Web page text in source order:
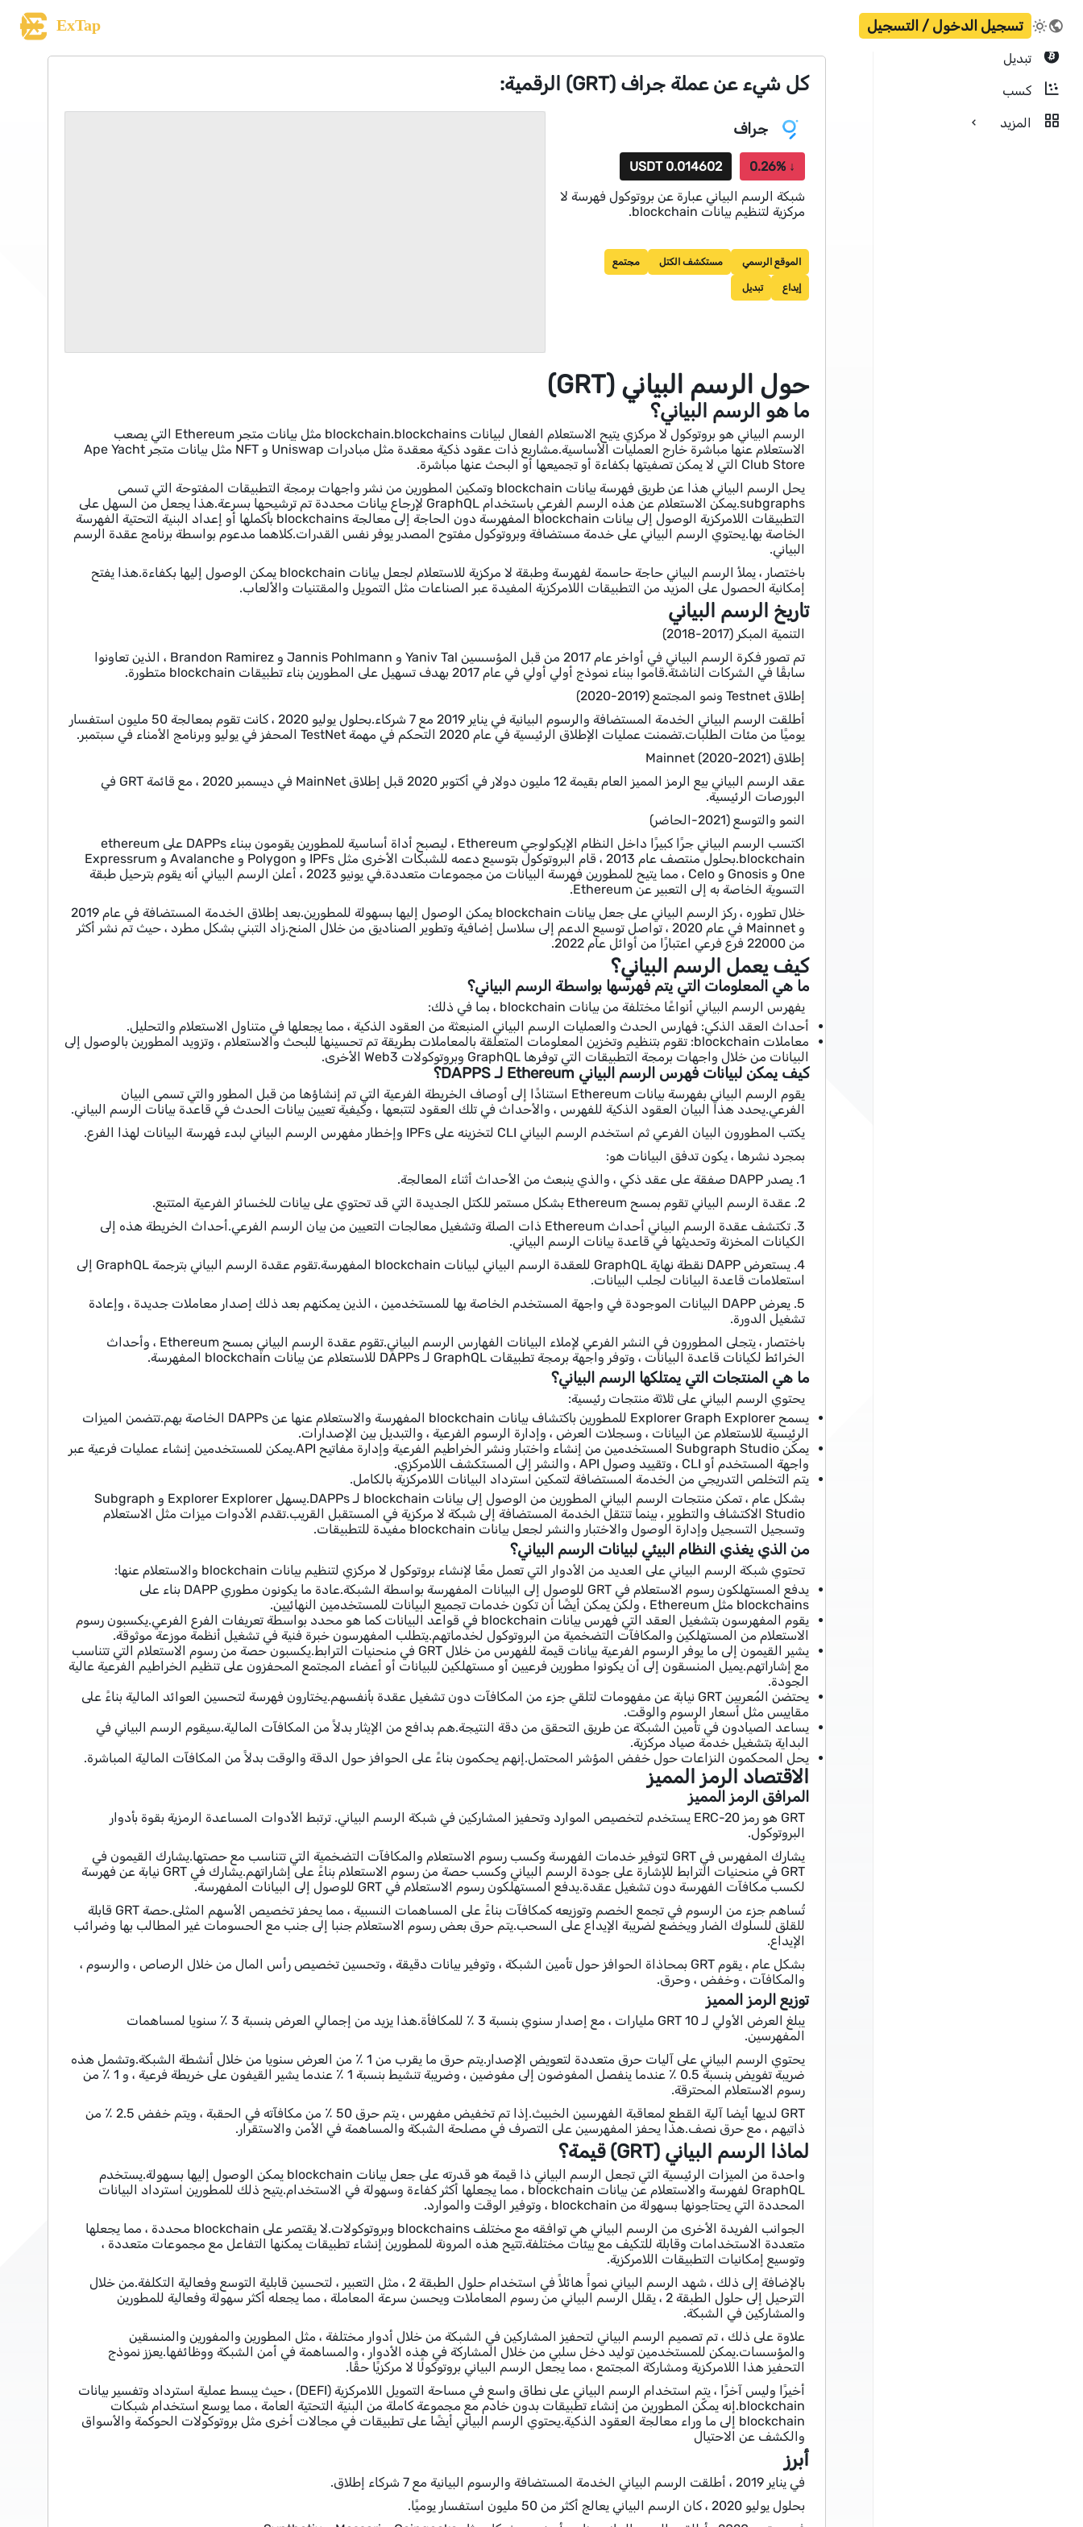
ExTap تسجيل الدخول / التسجيل
تبديل
كسب
المزيد
كل شيء عن عملة جراف (GRT) الرقمية:
جراف
↓
0.26%
0.014602 USDT
شبكة الرسم البياني عبارة عن بروتوكول فهرسة لا
مركزية لتنظيم بيانات blockchain.
الموقع الرسمي مستكشف الكتل مجتمع
إيداع تبديل
حول الرسم البياني (GRT)
ما هو الرسم البياني؟
الرسم البياني هو بروتوكول لا مركزي يتيح الاستعلام الفعال لبيانات blockchain.blockchains مثل بيانات متجر Ethereum التي يصعب
الاستعلام عنها مباشرة خارج العمليات الأساسية.مشاريع ذات عقود ذكية معقدة مثل مبادرات Uniswap و NFT مثل بيانات متجر Ape Yacht
Club Store التي لا يمكن تصفيتها بكفاءة أو تجميعها أو البحث عنها مباشرة.
يحل الرسم البياني هذا عن طريق فهرسة بيانات blockchain وتمكين المطورين من نشر واجهات برمجة التطبيقات المفتوحة التي تسمى
subgraphs.يمكن الاستعلام عن هذه الرسم الفرعي باستخدام GraphQL لإرجاع بيانات محددة تم ترشيحها بسرعة.هذا يجعل من السهل على
التطبيقات اللامركزية الوصول إلى بيانات blockchain المفهرسة دون الحاجة إلى معالجة blockchains بأكملها أو إعداد البنية التحتية الفهرسة
الخاصة بها.يحتوي الرسم البياني على خدمة مستضافة وبروتوكول مفتوح المصدر يوفر نفس القدرات.كلاهما مدعوم بواسطة برنامج عقدة الرسم
البياني.
باختصار ، يملأ الرسم البياني حاجة حاسمة لفهرسة وطبقة لا مركزية للاستعلام لجعل بيانات blockchain يمكن الوصول إليها بكفاءة.هذا يفتح
إمكانية الحصول على المزيد من التطبيقات اللامركزية المفيدة عبر الصناعات مثل التمويل والمقتنيات والألعاب.
تاريخ الرسم البياني
التنمية المبكر (2017-2018)
تم تصور فكرة الرسم البياني في أواخر عام 2017 من قبل المؤسسين Yaniv Tal و Jannis Pohlmann و Brandon Ramirez ، الذين تعاونوا
سابقًا في الشركات الناشئة.قاموا ببناء نموذج أولي أولي في عام 2017 بهدف تسهيل على المطورين بناء تطبيقات blockchain متطورة.
إطلاق Testnet ونمو المجتمع (2019-2020)
أطلقت الرسم البياني الخدمة المستضافة والرسوم البيانية في يناير 2019 مع 7 شركاء.بحلول يوليو 2020 ، كانت تقوم بمعالجة 50 مليون استفسار
يوميًا من مئات الطلبات.تضمنت عمليات الإطلاق الرئيسية في عام 2020 التحكم في مهمة TestNet المحفز في يوليو وبرنامج الأمناء في سبتمبر.
إطلاق Mainnet (2020-2021)
عقد الرسم البياني بيع الرمز المميز العام بقيمة 12 مليون دولار في أكتوبر 2020 قبل إطلاق MainNet في ديسمبر 2020 ، مع قائمة GRT في
البورصات الرئيسية.
النمو والتوسع (2021-الحاضر)
اكتسب الرسم البياني جرًا كبيرًا داخل النظام الإيكولوجي Ethereum ، ليصبح أداة أساسية للمطورين يقومون ببناء DAPPs على ethereum
blockchain.بحلول منتصف عام 2013 ، قام البروتوكول بتوسيع دعمه للشبكات الأخرى مثل IPFs و Polygon و Avalanche و Expressrum
One و Gnosis و Celo ، مما يتيح للمطورين فهرسة البيانات من مجموعات متعددة.في يونيو 2023 ، أعلن الرسم البياني أنه يقوم بترحيل طبقة
التسوية الخاصة به إلى التعبير عن Ethereum.
خلال تطوره ، ركز الرسم البياني على جعل بيانات blockchain يمكن الوصول إليها بسهولة للمطورين.بعد إطلاق الخدمة المستضافة في عام 2019
و Mainnet في عام 2020 ، تواصل توسيع الدعم إلى سلاسل إضافية وتطوير الصناديق من خلال المنح.زاد التبني بشكل مطرد ، حيث تم نشر أكثر
من 22000 فرع فرعي اعتبارًا من أوائل عام 2022.
كيف يعمل الرسم البياني؟
ما هي المعلومات التي يتم فهرسها بواسطة الرسم البياني؟
يفهرس الرسم البياني أنواعًا مختلفة من بيانات blockchain ، بما في ذلك:
أحداث العقد الذكي: فهارس الحدث والعمليات الرسم البياني المنبعثة من العقود الذكية ، مما يجعلها في متناول الاستعلام والتحليل.
معاملات blockchain: تقوم بتنظيم وتخزين المعلومات المتعلقة بالمعاملات بطريقة تم تحسينها للبحث والاستعلام ، وتزويد المطورين بالوصول إلى
البيانات من خلال واجهات برمجة التطبيقات التي توفرها GraphQL وبروتوكولات Web3 الأخرى.
كيف يمكن لبيانات فهرس الرسم البياني Ethereum لـ DAPPS؟
يقوم الرسم البياني بفهرسة بيانات Ethereum استنادًا إلى أوصاف الخريطة الفرعية التي تم إنشاؤها من قبل المطور والتي تسمى البيان
الفرعي.يحدد هذا البيان العقود الذكية للفهرس ، والأحداث في تلك العقود لتتبعها ، وكيفية تعيين بيانات الحدث في قاعدة بيانات الرسم البياني.
يكتب المطورون البيان الفرعي ثم استخدم الرسم البياني CLI لتخزينه على IPFs وإخطار مفهرس الرسم البياني لبدء فهرسة البيانات لهذا الفرع.
بمجرد نشرها ، يكون تدفق البيانات هو:
1. يصدر DAPP صفقة على عقد ذكي ، والذي ينبعث من الأحداث أثناء المعالجة.
2. عقدة الرسم البياني تقوم بمسح Ethereum بشكل مستمر للكتل الجديدة التي قد تحتوي على بيانات للخسائر الفرعية المتتبع.
3. تكتشف عقدة الرسم البياني أحداث Ethereum ذات الصلة وتشغيل معالجات التعيين من بيان الرسم الفرعي.أحداث الخريطة هذه إلى
الكيانات المخزنة وتحديثها في قاعدة بيانات الرسم البياني.
4. يستعرض DAPP نقطة نهاية GraphQL للعقدة الرسم البياني لبيانات blockchain المفهرسة.تقوم عقدة الرسم البياني بترجمة GraphQL إلى
استعلامات قاعدة البيانات لجلب البيانات.
5. يعرض DAPP البيانات الموجودة في واجهة المستخدم الخاصة بها للمستخدمين ، الذين يمكنهم بعد ذلك إصدار معاملات جديدة ، وإعادة
تشغيل الدورة.
باختصار ، يتجلى المطورون في النشر الفرعي لإملاء البيانات الفهارس الرسم البياني.تقوم عقدة الرسم البياني بمسح Ethereum ، وأحداث
الخرائط لكيانات قاعدة البيانات ، وتوفر واجهة برمجة تطبيقات GraphQL لـ DAPPs للاستعلام عن بيانات blockchain المفهرسة.
ما هي المنتجات التي يمتلكها الرسم البياني؟
يحتوي الرسم البياني على ثلاثة منتجات رئيسية:
يسمح Explorer Graph Explorer للمطورين باكتشاف بيانات blockchain المفهرسة والاستعلام عنها عن DAPPs الخاصة بهم.تتضمن الميزات
الرئيسية للاستعلام عن البيانات ، وسجلات العرض ، وإدارة الرسوم الفرعية ، والتبديل بين الإصدارات.
يمكّن Subgraph Studio المستخدمين من إنشاء واختبار ونشر الخراطيم الفرعية وإدارة مفاتيح API.يمكن للمستخدمين إنشاء عمليات فرعية عبر
واجهة المستخدم أو CLI ، وتقييد وصول API ، والنشر إلى المستكشف اللامركزي.
يتم التخلص التدريجي من الخدمة المستضافة لتمكين استرداد البيانات اللامركزية بالكامل.
بشكل عام ، تمكن منتجات الرسم البياني المطورين من الوصول إلى بيانات blockchain لـ DAPPs.يسهل Explorer Explorer و Subgraph
Studio الاكتشاف والتطوير ، بينما تنتقل الخدمة المستضافة إلى شبكة لا مركزية في المستقبل القريب.تقدم الأدوات ميزات مثل الاستعلام
وتسجيل التسجيل وإدارة الوصول والاختبار والنشر لجعل بيانات blockchain مفيدة للتطبيقات.
من الذي يغذي النظام البيئي لبيانات الرسم البياني؟
تحتوي شبكة الرسم البياني على العديد من الأدوار التي تعمل معًا لإنشاء بروتوكول لا مركزي لتنظيم بيانات blockchain والاستعلام عنها:
يدفع المستهلكون رسوم الاستعلام في GRT للوصول إلى البيانات المفهرسة بواسطة الشبكة.عادة ما يكونون مطوري DAPP بناء على
blockchains مثل Ethereum ، ولكن يمكن أيضًا أن تكون خدمات تجميع البيانات للمستخدمين النهائيين.
يقوم المفهرسون بتشغيل العقد التي فهرس بيانات blockchain في قواعد البيانات كما هو محدد بواسطة تعريفات الفرع الفرعي.يكسبون رسوم
الاستعلام من المستهلكين والمكافآت التضخمية من البروتوكول لخدماتهم.يتطلب المفهرسون خبرة فنية في تشغيل أنظمة موزعة موثوقة.
يشير القيمون إلى ما يوفر الرسوم الفرعية بيانات قيمة للفهرس من خلال GRT في منحنيات الترابط.يكسبون حصة من رسوم الاستعلام التي تتناسب
مع إشاراتهم.يميل المنسقون إلى أن يكونوا مطورين فرعيين أو مستهلكين للبيانات أو أعضاء المجتمع المحفزون على تنظيم الخراطيم الفرعية عالية
الجودة.
يحتضن المُعربين GRT نيابة عن مفهومات لتلقي جزء من المكافآت دون تشغيل عقدة بأنفسهم.يختارون فهرسة لتحسين العوائد المالية بناءً على
مقاييس مثل أسعار الرسوم والوقت.
يساعد الصيادون في تأمين الشبكة عن طريق التحقق من دقة النتيجة.هم بدافع من الإيثار بدلاً من المكافآت المالية.سيقوم الرسم البياني في
البداية بتشغيل خدمة صياد مركزية.
يحل المحكمون النزاعات حول خفض المؤشر المحتمل.إنهم يحكمون بناءً على الحوافز حول الدقة والوقت بدلاً من المكافآت المالية المباشرة.
الاقتصاد الرمز المميز
المرافق الرمز المميز
GRT هو رمز ERC-20 يستخدم لتخصيص الموارد وتحفيز المشاركين في شبكة الرسم البياني. ترتبط الأدوات المساعدة الرمزية بقوة بأدوار
البروتوكول.
يشارك المفهرس في GRT لتوفير خدمات الفهرسة وكسب رسوم الاستعلام والمكافآت التضخمية التي تتناسب مع حصتها.يشارك القيمون في
GRT في منحنيات الترابط للإشارة على جودة الرسم البياني وكسب حصة من رسوم الاستعلام بناءً على إشاراتهم.يشارك في GRT نيابة عن فهرسة
لكسب مكافآت الفهرسة دون تشغيل عقدة.يدفع المستهلكون رسوم الاستعلام في GRT للوصول إلى البيانات المفهرسة.
تُساهم جزء من الرسوم في تجمع الخصم وتوزيعه كمكافآت بناءً على المساهمات النسبية ، مما يحفز تخصيص الأسهم المثلى.حصة GRT قابلة
للقلق للسلوك الضار ويخضع لضريبة الإيداع على السحب.يتم حرق بعض رسوم الاستعلام جنبا إلى جنب مع الحسومات غير المطالب بها وضرائب
الإيداع.
بشكل عام ، يقوم GRT بمحاذاة الحوافز حول تأمين الشبكة ، وتوفير بيانات دقيقة ، وتحسين تخصيص رأس المال من خلال الرصاص ، والرسوم ،
والمكافآت ، وخفض ، وحرق.
توزيع الرمز المميز
يبلغ العرض الأولي لـ GRT 10 مليارات ، مع إصدار سنوي بنسبة 3 ٪ للمكافأة.هذا يزيد من إجمالي العرض بنسبة 3 ٪ سنويا لمساهمات
المفهرسين.
يحتوي الرسم البياني على آليات حرق متعددة لتعويض الإصدار.يتم حرق ما يقرب من 1 ٪ من العرض سنويا من خلال أنشطة الشبكة.وتشمل هذه
ضريبة تفويض بنسبة 0.5 ٪ عندما ينفصل المفوضون إلى مفوضين ، وضريبة تنشيط بنسبة 1 ٪ عندما يشير القيفون على خريطة فرعية ، و 1 ٪ من
رسوم الاستعلام المحترقة.
GRT لديها أيضا آلية القطع لمعاقبة الفهرسين الخبيث.إذا تم تخفيض مفهرس ، يتم حرق 50 ٪ من مكافآته في الحقبة ، ويتم خفض 2.5 ٪ من
ذاتيهم ، مع حرق نصف.هذا يحفز المفهرسين على التصرف في مصلحة الشبكة والمساهمة في الأمن والاستقرار.
لماذا الرسم البياني (GRT) قيمة؟
واحدة من الميزات الرئيسية التي تجعل الرسم البياني ذا قيمة هو قدرته على جعل بيانات blockchain يمكن الوصول إليها بسهولة.يستخدم
GraphQL لفهرسة والاستعلام عن بيانات blockchain ، مما يجعلها أكثر كفاءة وسهولة في الاستخدام.يتيح ذلك للمطورين استرداد البيانات
المحددة التي يحتاجونها بسهولة من blockchain ، وتوفير الوقت والموارد.
الجوانب الفريدة الأخرى من الرسم البياني هي توافقه مع مختلف blockchains وبروتوكولات.لا يقتصر على blockchain محددة ، مما يجعلها
متعددة الاستخدامات وقابلة للتكيف مع بيئات مختلفة.تتيح هذه المرونة للمطورين إنشاء تطبيقات يمكنها التفاعل مع مجموعات متعددة ،
وتوسيع إمكانيات التطبيقات اللامركزية.
بالإضافة إلى ذلك ، شهد الرسم البياني نمواً هائلاً في استخدام حلول الطبقة 2 ، مثل التعبير ، لتحسين قابلية التوسع وفعالية التكلفة.من خلال
الترحيل إلى حلول الطبقة 2 ، يقلل الرسم البياني من رسوم المعاملات ويحسن سرعة المعاملة ، مما يجعله أكثر سهولة وفعالية للمطورين
والمشاركين في الشبكة.
علاوة على ذلك ، تم تصميم الرسم البياني لتحفيز المشاركين في الشبكة من خلال أدوار مختلفة ، مثل المطورين والمفورين والمنسقين
والمؤسسات.يمكن للمستخدمين توليد دخل سلبي من خلال المشاركة في هذه الأدوار ، والمساهمة في أمن الشبكة ووظائفها.يعزز نموذج
التحفيز هذا اللامركزية ومشاركة المجتمع ، مما يجعل الرسم البياني بروتوكولًا لا مركزيًا حقًا.
أخيرًا وليس آخرًا ، يتم استخدام الرسم البياني على نطاق واسع في مساحة التمويل اللامركزية (DEFI) ، حيث يبسط عملية استرداد وتفسير بيانات
blockchain.إنه يمكّن المطورين من إنشاء تطبيقات بدون خادم مع مجموعة كاملة من البنية التحتية العامة ، مما يوسع استخدام شبكات
blockchain إلى ما وراء معالجة العقود الذكية.يحتوي الرسم البياني أيضًا على تطبيقات في مجالات أخرى مثل بروتوكولات الحوكمة والأسواق
والكشف عن الاحتيال
أبرز
في يناير 2019 ، أطلقت الرسم البياني الخدمة المستضافة والرسوم البيانية مع 7 شركاء إطلاق.
بحلول يوليو 2020 ، كان الرسم البياني يعالج أكثر من 50 مليون استفسار يوميًا.